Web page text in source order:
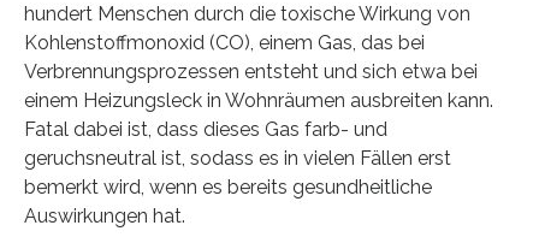
hundert Menschen durch die toxische Wirkung von
Kohlenstoffmonoxid (CO), einem Gas, das bei
Verbrennungsprozessen entsteht und sich etwa bei
einem Heizungsleck in Wohnräumen ausbreiten kann.
Fatal dabei ist, dass dieses Gas farb- und
geruchsneutral ist, sodass es in vielen Fällen erst
bemerkt wird, wenn es bereits gesundheitliche
Auswirkungen hat.